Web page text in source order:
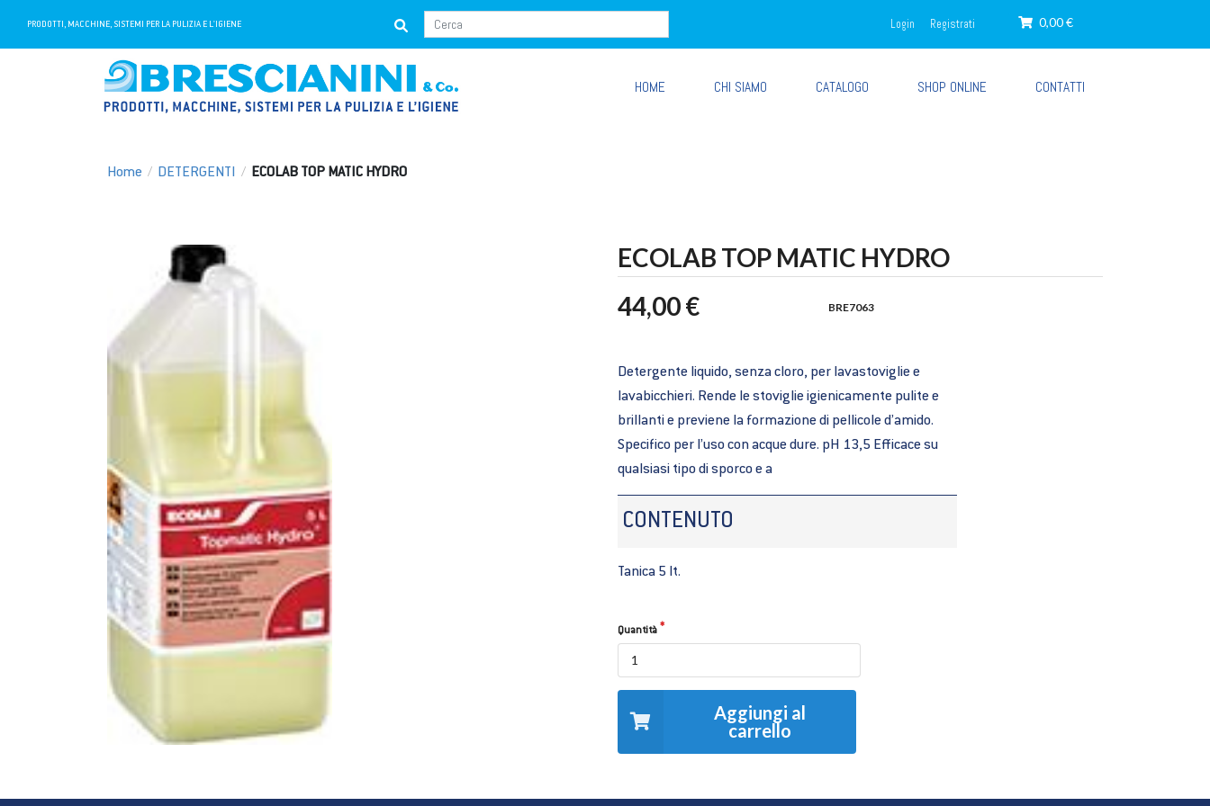
PRODOTTI, MACCHINE, SISTEMI PER LA PULIZIA E L'IGIENE Login Registrati 0,00 €
HOME CHI SIAMO CATALOGO SHOP ONLINE CONTATTI
Home / DETERGENTI / ECOLAB TOP MATIC HYDRO
ECOLAB TOP MATIC HYDRO
44,00 €
BRE7063
Detergente liquido, senza cloro, per lavastoviglie e
lavabicchieri. Rende le stoviglie igienicamente pulite e
brillanti e previene la formazione di pellicole d’amido.
Specifico per l’uso con acque dure. pH 13,5 Efficace su
qualsiasi tipo di sporco e a
CONTENUTO
Tanica 5 lt.
Quantità
Aggiungi al
carrello